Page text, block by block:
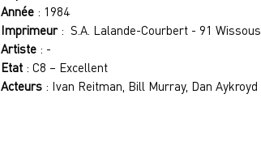
Année : 1984
Imprimeur: S.A. Lalande-Courbert - 91 Wissous
Artiste : -
Etat : C8 – Excellent
Acteurs : Ivan Reitman, Bill Murray, Dan Aykroyd